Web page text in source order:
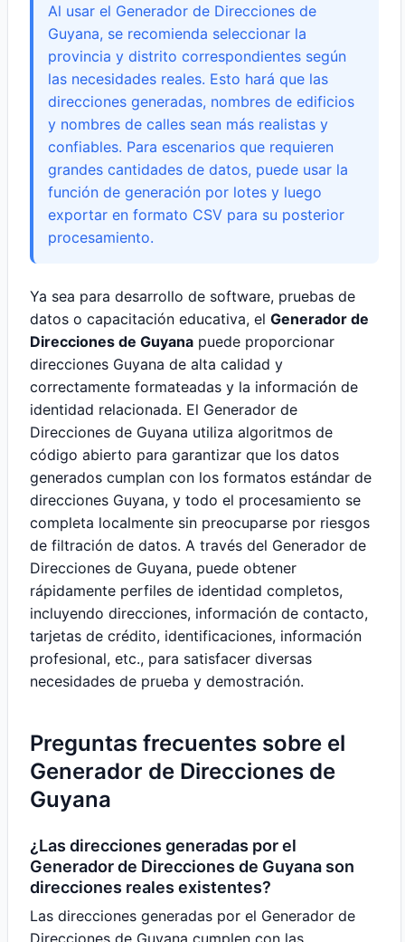
Al usar el Generador de Direcciones de
Guyana, se recomienda seleccionar la
provincia y distrito correspondientes según
las necesidades reales. Esto hará que las
direcciones generadas, nombres de edificios
y nombres de calles sean más realistas y
confiables. Para escenarios que requieren
grandes cantidades de datos, puede usar la
función de generación por lotes y luego
exportar en formato CSV para su posterior
procesamiento.
Ya sea para desarrollo de software, pruebas de
datos o capacitación educativa, el Generador de
Direcciones de Guyana puede proporcionar
direcciones Guyana de alta calidad y
correctamente formateadas y la información de
identidad relacionada. El Generador de
Direcciones de Guyana utiliza algoritmos de
código abierto para garantizar que los datos
generados cumplan con los formatos estándar de
direcciones Guyana, y todo el procesamiento se
completa localmente sin preocuparse por riesgos
de filtración de datos. A través del Generador de
Direcciones de Guyana, puede obtener
rápidamente perfiles de identidad completos,
incluyendo direcciones, información de contacto,
tarjetas de crédito, identificaciones, información
profesional, etc., para satisfacer diversas
necesidades de prueba y demostración.
Preguntas frecuentes sobre el
Generador de Direcciones de
Guyana
¿Las direcciones generadas por el
Generador de Direcciones de Guyana son
direcciones reales existentes?
Las direcciones generadas por el Generador de
Direcciones de Guyana cumplen con las